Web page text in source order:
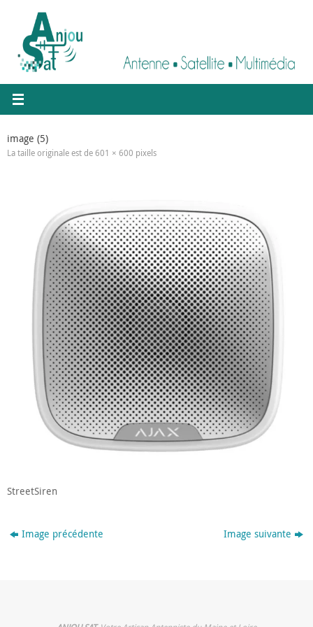
contenu
image (5)
La taille originale est de601 × 600 pixels
StreetSiren
Image précédente Image suivante